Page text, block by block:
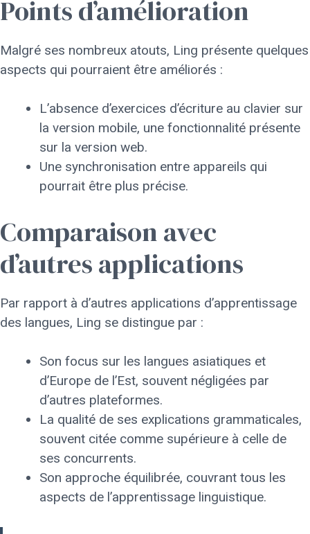
Points d’amélioration
Malgré ses nombreux atouts, Ling présente quelques
aspects qui pourraient être améliorés :
L’absence d’exercices d’écriture au clavier sur
la version mobile, une fonctionnalité présente
sur la version web.
Une synchronisation entre appareils qui
pourrait être plus précise.
Comparaison avec
d’autres applications
Par rapport à d’autres applications d’apprentissage
des langues, Ling se distingue par :
Son focus sur les langues asiatiques et
d’Europe de l’Est, souvent négligées par
d’autres plateformes.
La qualité de ses explications grammaticales,
souvent citée comme supérieure à celle de
ses concurrents.
Son approche équilibrée, couvrant tous les
aspects de l’apprentissage linguistique.